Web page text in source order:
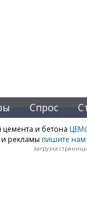
Спрос
и бетона
и рекламы пишите нам
загрузка